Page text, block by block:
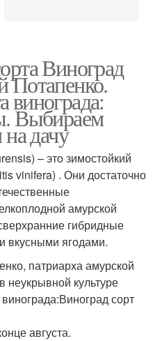
Виноград
Потапенко.
винограда:
Выбираем
дачу
– это зимостойкий
vinifera) . Они достаточно
амурской
гибридные
вкусными ягодами.
патриарха амурской
культуре
сорт
августа.